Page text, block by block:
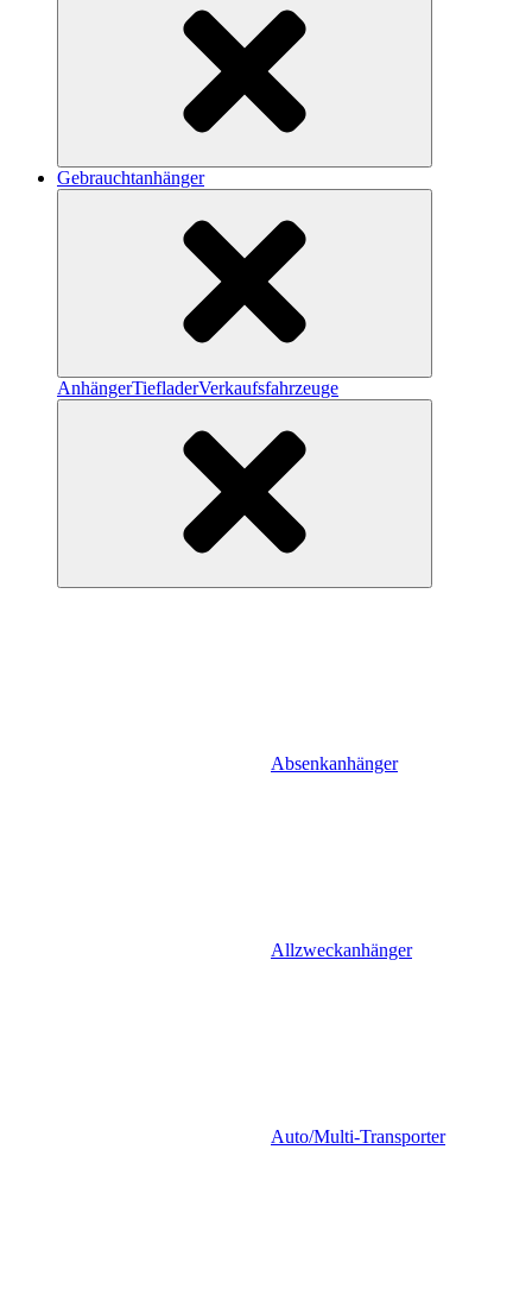
Gebrauchtanhänger
AnhängerTiefladerVerkaufsfahrzeuge
Absenkanhänger
Allzweckanhänger
Auto/Multi-Transporter